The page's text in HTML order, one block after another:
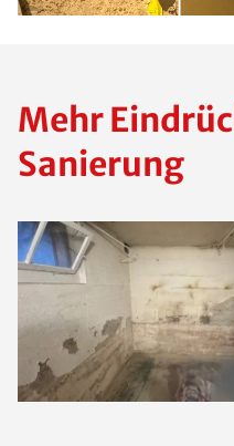
Mehr
Sanierung